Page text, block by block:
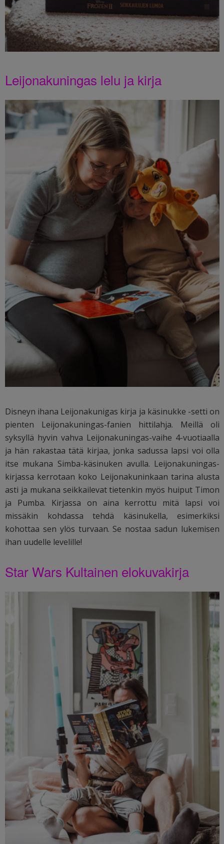
Leijonakuningas lelu ja kirja
Disneyn ihana Leijonakunigas kirja ja käsinukke -setti on
pienten Leijonakuningas-fanien hittilahja. Meillä oli
syksyllä hyvin vahva Leijonakuningas-vaihe 4-vuotiaalla
ja hän rakastaa tätä kirjaa, jonka sadussa lapsi voi olla
itse mukana Simba-käsinuken avulla. Leijonakuningas-
kirjassa kerrotaan koko Leijonakuninkaan tarina alusta
asti ja mukana seikkailevat tietenkin myös huiput Timon
ja Pumba. Kirjassa on aina kerrottu mitä lapsi voi
missäkin kohdassa tehdä käsinukella, esimerkiksi
kohottaa sen ylös turvaan. Se nostaa sadun lukemisen
ihan uudelle levelille!
Star Wars Kultainen elokuvakirja